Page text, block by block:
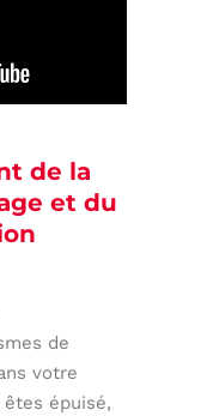
de la
et du
de
votre
épuisé,